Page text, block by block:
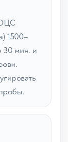
ОЦС
1500–
30 мин. и